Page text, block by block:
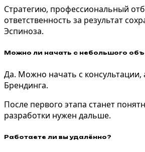
Стратегию, профессиональный
ответственность за результат
Эспиноза.
Можно ли начать с небольшого
Да. Можно начать с консультации,
Брендинга.
После первого этапа станет
разработки нужен дальше.
Работаете ли вы удалённо?